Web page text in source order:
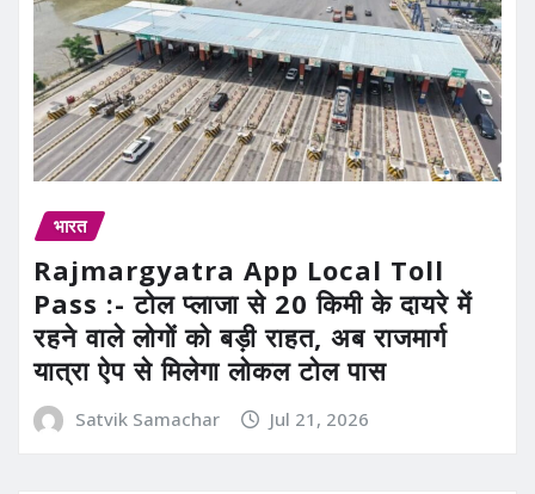
भारत
Rajmargyatra App Local Toll
Pass :- टोल प्लाजा से 20 किमी के दायरे में
रहने वाले लोगों को बड़ी राहत, अब राजमार्ग
यात्रा ऐप से मिलेगा लोकल टोल पास
Satvik Samachar Jul 21, 2026